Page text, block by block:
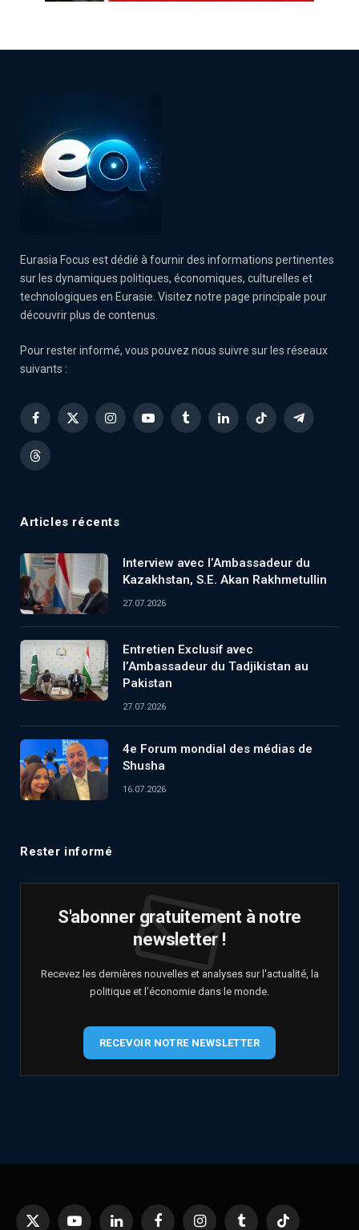
Eurasia Focus est dédié à fournir des informations pertinentes
sur les dynamiques politiques, économiques, culturelles et
technologiques en Eurasie. Visitez notre page principale pour
découvrir plus de contenus.
Pour rester informé, vous pouvez nous suivre sur les réseaux
suivants :
Facebook
X
InstagramYouTubeTumblrLinkedInTikTok Telegram
Threads
Articles récents
Interview avec l’Ambassadeur du
Kazakhstan, S.E. Akan Rakhmetullin
27.07.2026
Entretien Exclusif avec
l’Ambassadeur du Tadjikistan au
Pakistan
27.07.2026
4e Forum mondial des médias de
Shusha
16.07.2026
Rester informé
S'abonner gratuitement à notre
newsletter !
Recevez les dernières nouvelles et analyses sur l'actualité, la
politique et l'économie dans le monde.
RECEVOIR NOTRE NEWSLETTER
X YouTubeLinkedIn FacebookInstagramTumblr TikTok